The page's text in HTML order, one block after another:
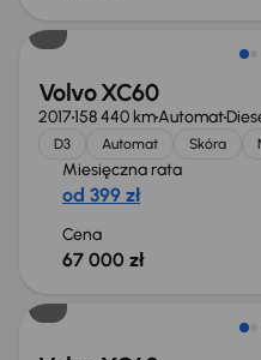
Volvo XC60
2017158 440 kmAutomat
D3 Automat Skóra
Miesięczna rata
od 399 zł
Cena
67 000 zł
Taniej o 1 000 zł